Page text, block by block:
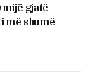
gjatë
më shumë